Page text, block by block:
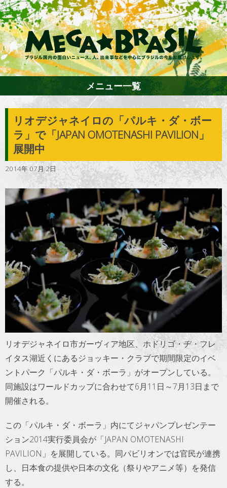
ホーム
ファション
エンターテイメント
グルメ
トラベル
サッカー
PEOPLE
ビジネス
コラム
メニュー一覧
リオデジャネイロの「パルキ・ダ・ボー
ラ」で「JAPAN OMOTENASHI PAVILION」
展開中
2014年 07月 2日
リオデジャネイロ市ガーヴィア地区、ホドリゴ・ヂ・フレ
イタス湖近くにあるジョッキー・クラブで期間限定のイベ
ントパーク「パルキ・ダ・ボーラ」がオープンしている。
同施設はワールドカップに合わせて6月11日～7月13日まで
開催される。
この「パルキ・ダ・ボーラ」内にてジャパンプレゼンテー
ション2014実行委員会が「JAPAN OMOTENASHI
PAVILION」を展開している。同パビリオンでは官民が連携
し、日本食の提供や日本の文化（祭りやアニメ等）を発信
する。